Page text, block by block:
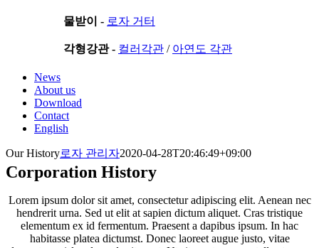
물받이 - 로자 거터
각형강관 - 컬러각관 / 아연도 각관
News
About us
Download
Contact
English
Our History로자 관리자2020-04-28T20:46:49+09:00
Corporation History
Lorem ipsum dolor sit amet, consectetur adipiscing elit. Aenean nec
hendrerit urna. Sed ut elit at sapien dictum aliquet. Cras tristique
elementum ex id fermentum. Praesent a dapibus ipsum. In hac
habitasse platea dictumst. Donec laoreet augue justo, vitae